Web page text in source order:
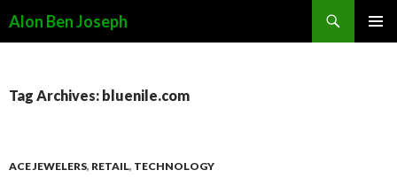
Alon Ben Joseph
Tag Archives: bluenile.com
ACE JEWELERS, RETAIL, TECHNOLOGY